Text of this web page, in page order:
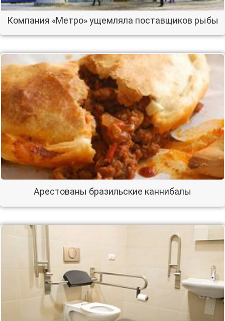
Компания «Метро» ущемляла поставщиков рыбы
Арестованы бразильские каннибалы